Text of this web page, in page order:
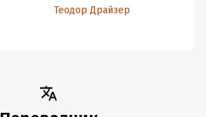
Теодор Драйзер